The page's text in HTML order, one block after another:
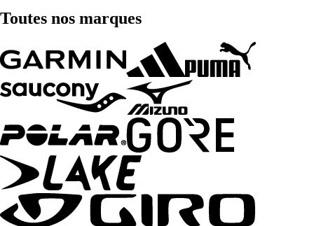
Toutes nos marques